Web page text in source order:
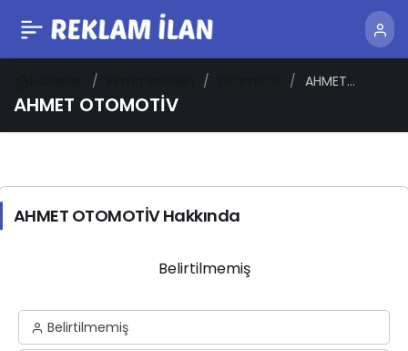
AHMET
AHMET OTOMOTİV
AHMET OTOMOTİV Hakkında
Belirtilmemiş
Belirtilmemiş